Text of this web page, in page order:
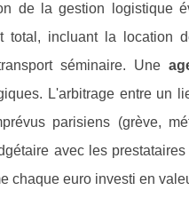
de la gestion logistique
total, incluant la location
séminaire. Une
L'arbitrage entre un
parisiens (grève,
avec les
chaque euro investi en